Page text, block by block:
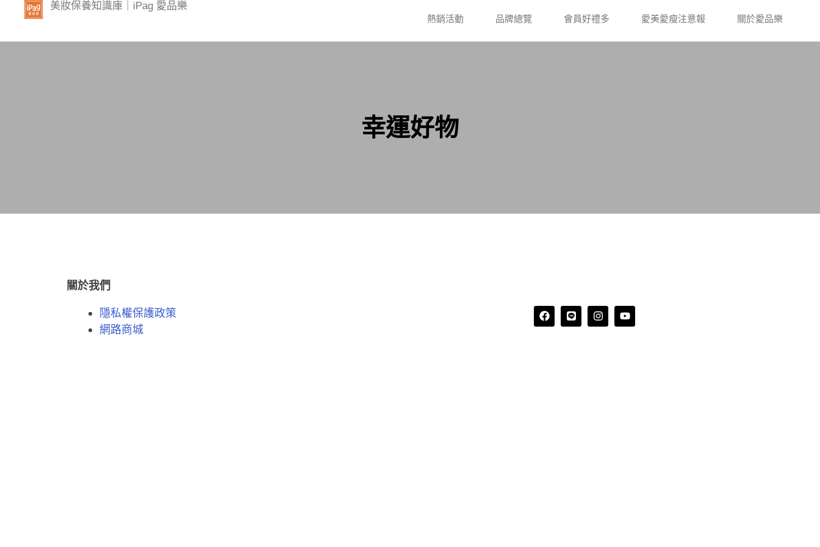
美妝保養知識庫｜iPag 愛品樂
熱銷活動
品牌總覽 會員好禮多 愛美愛瘦注意報 關於愛品樂
幸運好物
關於我們
隱私權保護政策
網路商城